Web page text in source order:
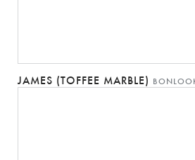
JAMES (TOFFEE MARBLE)